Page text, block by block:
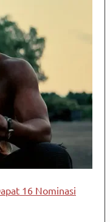
16 Nominasi